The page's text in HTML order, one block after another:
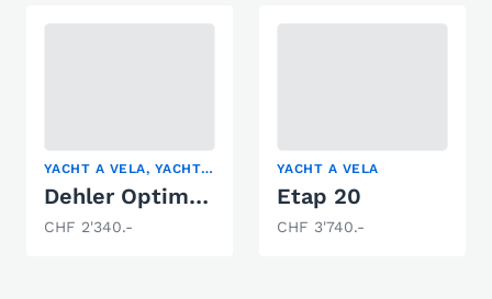
YACHT A VELA, YACHT A VELA CLASSICA
Dehler Optima 83
CHF 2'340.-
YACHT A VELA
Etap 20
CHF 3'740.-